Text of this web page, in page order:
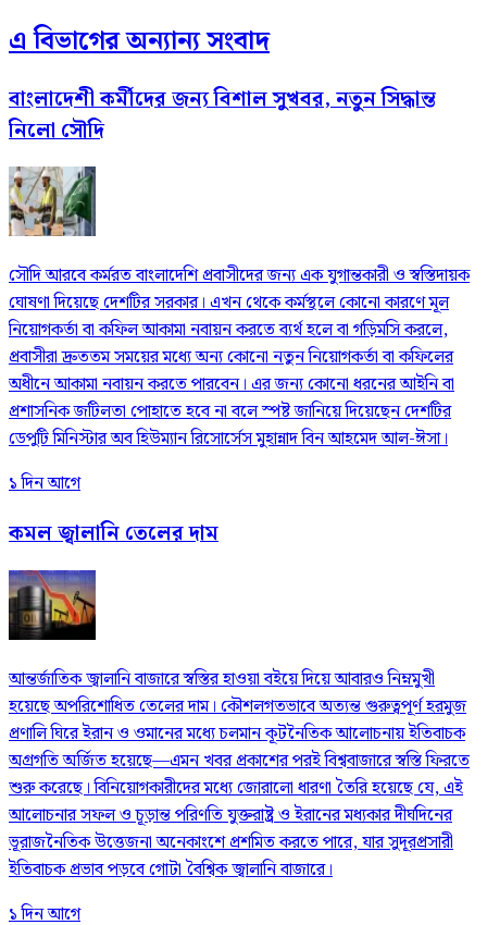
এ বিভাগের অন্যান্য সংবাদ
বাংলাদেশী কর্মীদের জন্য বিশাল সুখবর, নতুন সিদ্ধান্ত
নিলো সৌদি
সৌদি আরবে কর্মরত বাংলাদেশি প্রবাসীদের জন্য এক যুগান্তকারী ও স্বস্তিদায়ক
ঘোষণা দিয়েছে দেশটির সরকার। এখন থেকে কর্মস্থলে কোনো কারণে মূল
নিয়োগকর্তা বা কফিল আকামা নবায়ন করতে ব্যর্থ হলে বা গড়িমসি করলে,
প্রবাসীরা দ্রুততম সময়ের মধ্যে অন্য কোনো নতুন নিয়োগকর্তা বা কফিলের
অধীনে আকামা নবায়ন করতে পারবেন। এর জন্য কোনো ধরনের আইনি বা
প্রশাসনিক জটিলতা পোহাতে হবে না বলে স্পষ্ট জানিয়ে দিয়েছেন দেশটির
ডেপুটি মিনিস্টার অব হিউম্যান রিসোর্সেস মুহান্নাদ বিন আহমেদ আল-ঈসা।
১ দিন আগে
কমল জ্বালানি তেলের দাম
আন্তর্জাতিক জ্বালানি বাজারে স্বস্তির হাওয়া বইয়ে দিয়ে আবারও নিম্নমুখী
হয়েছে অপরিশোধিত তেলের দাম। কৌশলগতভাবে অত্যন্ত গুরুত্বপূর্ণ হরমুজ
প্রণালি ঘিরে ইরান ও ওমানের মধ্যে চলমান কূটনৈতিক আলোচনায় ইতিবাচক
অগ্রগতি অর্জিত হয়েছে—এমন খবর প্রকাশের পরই বিশ্ববাজারে স্বস্তি ফিরতে
শুরু করেছে। বিনিয়োগকারীদের মধ্যে জোরালো ধারণা তৈরি হয়েছে যে, এই
আলোচনার সফল ও চূড়ান্ত পরিণতি যুক্তরাষ্ট্র ও ইরানের মধ্যকার দীর্ঘদিনের
ভূরাজনৈতিক উত্তেজনা অনেকাংশে প্রশমিত করতে পারে, যার সুদূরপ্রসারী
ইতিবাচক প্রভাব পড়বে গোটা বৈশ্বিক জ্বালানি বাজারে।
১ দিন আগে